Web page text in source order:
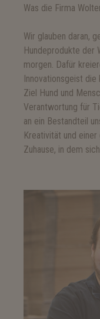
Was die Firma
Wir glauben daran,
Hundeprodukte der
morgen. Dafür
Innovationsgeist
Ziel Hund und
Verantwortung für
an ein Bestandteil
Kreativität und
Zuhause, in dem